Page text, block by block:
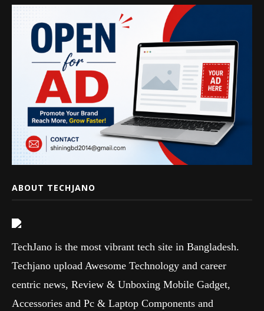
ABOUT TECHJANO
TechJano is the most vibrant tech site in Bangladesh.
Techjano upload Awesome Technology and career
centric news, Review & Unboxing Mobile Gadget,
Accessories and Pc & Laptop Components and